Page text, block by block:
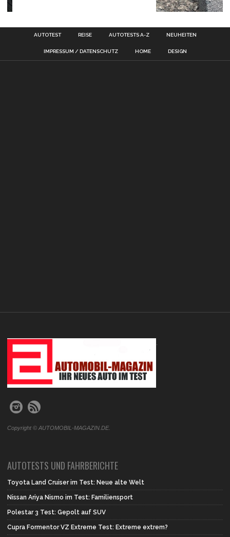
AUTOTEST REISE AUTOTESTS A-Z NEUHEITEN
IMPRESSUM / DATENSCHUTZ HOME DESIGN
Copyright © AUTOMOBIL-MAGAZIN.DE.
AUTOTESTS UND FAHRBERICHTE
Toyota Land Cruiser im Test: Neue alte Welt
Nissan Ariya Nismo im Test: Familiensport
Polestar 3 Test: Gepolt auf SUV
Cupra Formentor VZ Extreme Test: Extreme extrem?